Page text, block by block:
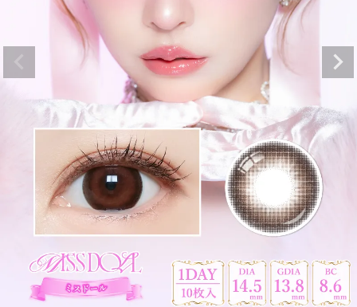
マジェットリラックス ミ
スドール 14.5mm
(税込)
発送について
お支払い方法について
お買い物ガイド
お問い合わせ
よくあるご質問